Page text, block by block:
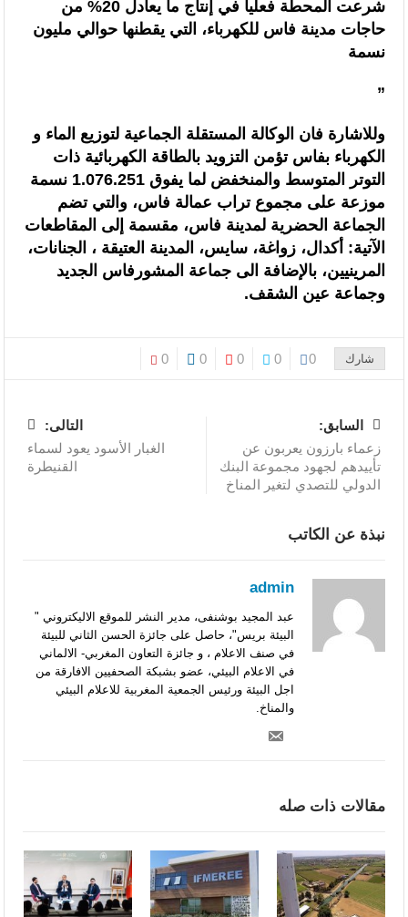
شرعت المحطة فعلياً في إنتاج ما يعادل 20% من
حاجات مدينة فاس للكهرباء، التي يقطنها حوالي مليون
نسمة
”
وللاشارة فان الوكالة المستقلة الجماعية لتوزيع الماء و
الكهرباء بفاس تؤمن التزويد بالطاقة الكهربائية ذات
التوتر المتوسط والمنخفض لما يفوق 1.076.251 نسمة
موزعة على مجموع تراب عمالة فاس، والتي تضم
الجماعة الحضرية لمدينة فاس، مقسمة إلى المقاطعات
الآتية: أكدال، زواغة، سايس، المدينة العتيقة ، الجنانات،
المرينيين، بالإضافة الى جماعة المشورفاس الجديد
وجماعة عين الشقف.
شارك 0
0
0
0
0
السابق:
زعماء بارزون يعربون عن
تأييدهم لجهود مجموعة البنك
الدولي للتصدي لتغير المناخ
التالى:
الغبار الأسود يعود لسماء
القنيطرة
نبذة عن الكاتب
admin
عبد المجيد بوشنفى، مدير النشر للموقع الاليكتروني "
البيئة بريس"، حاصل على جائزة الحسن الثاني للبيئة
في صنف الاعلام ، و جائزة التعاون المغربي- الالماني
في الاعلام البيئي، عضو بشبكة الصحفيين الافارقة من
اجل البيئة ورئيس الجمعية المغربية للاعلام البيئي
والمناخ.
مقالات ذات صله